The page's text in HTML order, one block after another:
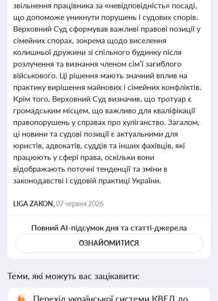
звільнення працівника за «невідповідність» посаді,
що допоможе уникнути порушень і судових спорів.
Верховний Суд сформував важливі правові позиції у
сімейних спорах, зокрема щодо виселення
колишньої дружини зі спільного будинку після
розлучення та визнання членом сім’ї загиблого
військового. Ці рішення мають значний вплив на
практику вирішення майнових і сімейних конфліктів.
Крім того, Верховний Суд визначив, що тротуар є
громадським місцем, що важливо для кваліфікації
правопорушень у справах про хуліганство. Загалом,
ці новини та судові позиції є актуальними для
юристів, адвокатів, суддів та інших фахівців, які
працюють у сфері права, оскільки вони
відображають поточні тенденції та зміни в
законодавстві і судовій практиці України.
LIGA ZAKON,07 червня 2026
Повний AI-підсумок дня та статті-джерела
ОЗНАЙОМИТИСЯ
Теми, які можуть вас зацікавити:
Перехід української системи КВЕД до